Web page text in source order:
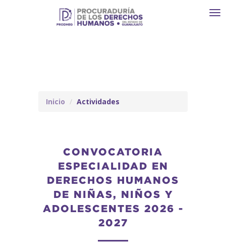
Inicio Actividades
CONVOCATORIA
ESPECIALIDAD EN
DERECHOS HUMANOS
DE NIÑAS, NIÑOS Y
ADOLESCENTES 2026 -
2027